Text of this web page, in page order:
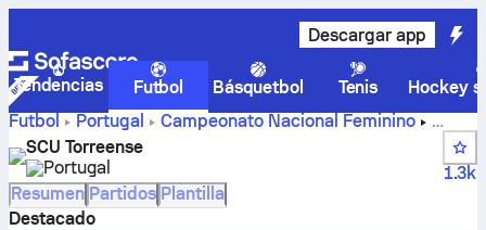
Descargar app
Tendencias Futbol Básquetbol Tenis
Hockey
Futbol
Portugal
Campeonato Nacional Feminino
Marcadores, calendario, clasificación y estadísticas de los
jugadores de SCU Torreense.
SCU Torreense
Portugal
1.3k
Resumen Partidos Plantilla
Destacado